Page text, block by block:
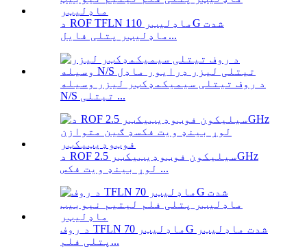
د ROF TFLN ماډلیټر 110G شدت
ماډلیټر پتلی فایل...
د روف تیتلی سیمیکمډکټر لیزر وسیله
N/S تیتلی ...
د ROF سیلیکون فوټوډیټیکټر 2.5GHz
لوړ بینډ ویت فکس ...
د روف TFLN ماډلیټر 70G شدت ماډلیټر
پتلی فلم...